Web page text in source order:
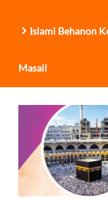
Islami Behanon
Masail